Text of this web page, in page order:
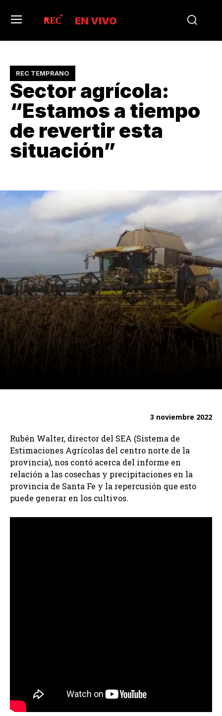
EN VIVO
REC TEMPRANO
Sector agrícola:
“Estamos a tiempo
de revertir esta
situación”
3 noviembre 2022
Rubén Walter, director del SEA (Sistema de
Estimaciones Agrícolas del centro norte de la
provincia), nos contó acerca del informe en
relación a las cosechas y precipitaciones en la
provincia de Santa Fe y la repercusión que esto
puede generar en los cultivos.